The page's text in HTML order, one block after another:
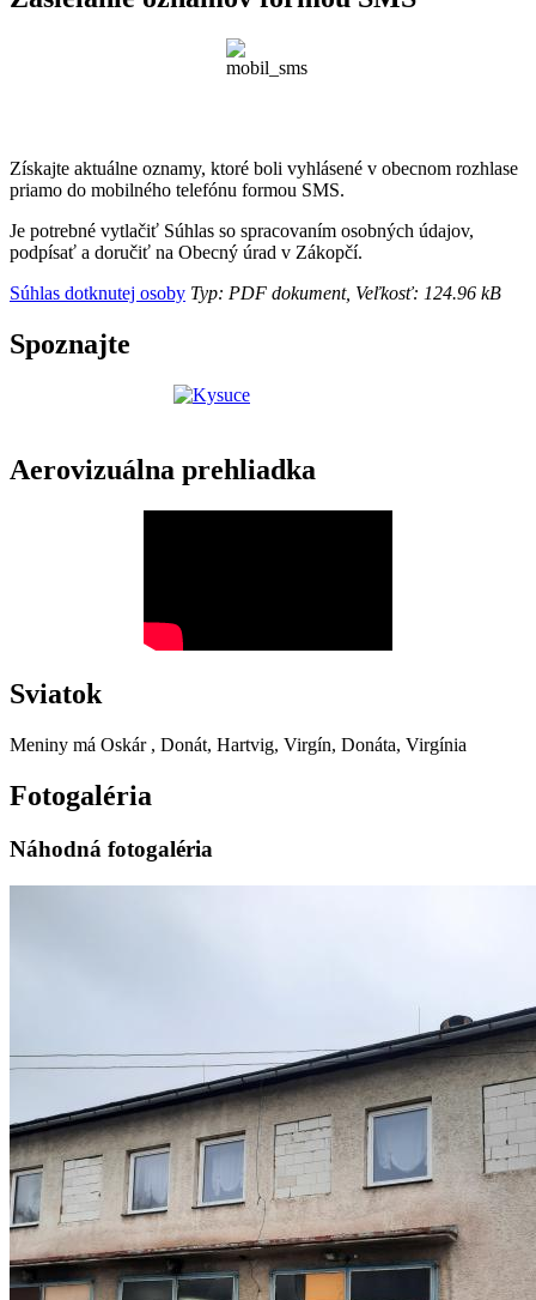
Získajte aktuálne oznamy, ktoré boli vyhlásené v obecnom rozhlase
priamo do mobilného telefónu formou SMS.
Je potrebné vytlačiť Súhlas so spracovaním osobných údajov,
podpísať a doručiť na Obecný úrad v Zákopčí.
Súhlas dotknutej osoby Typ: PDF dokument, Veľkosť: 124.96 kB
Spoznajte
Aerovizuálna prehliadka
Sviatok
Meniny má Oskár , Donát, Hartvig, Virgín, Donáta, Virgínia
Fotogaléria
Náhodná fotogaléria